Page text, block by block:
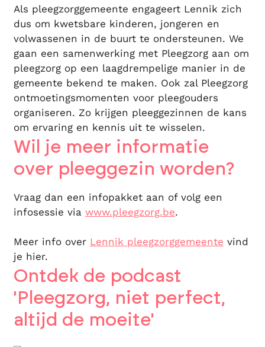
Als pleegzorggemeente engageert Lennik zich
dus om kwetsbare kinderen, jongeren en
volwassenen in de buurt te ondersteunen. We
gaan een samenwerking met Pleegzorg aan om
pleegzorg op een laagdrempelige manier in de
gemeente bekend te maken. Ook zal Pleegzorg
ontmoetingsmomenten voor pleegouders
organiseren. Zo krijgen pleeggezinnen de kans
om ervaring en kennis uit te wisselen.
Wil je meer informatie
over pleeggezin worden?
Vraag dan een infopakket aan of volg een
infosessie via www.pleegzorg.be.
Meer info over Lennik pleegzorggemeente vind
je hier.
Ontdek de podcast
'Pleegzorg, niet perfect,
altijd de moeite'